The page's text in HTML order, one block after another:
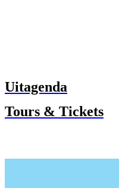
Uitagenda
Tours & Tickets